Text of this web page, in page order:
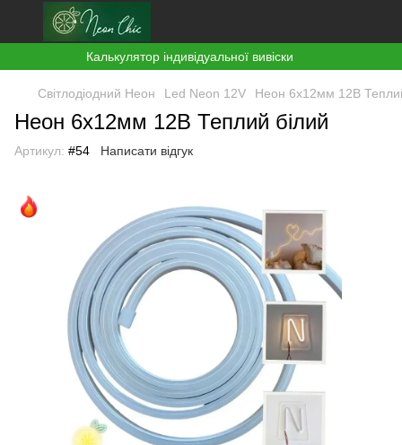
Калькулятор індивідуальної вивіски
Світлодіодний Неон Led Neon 12V Неон 6х12мм 12В
Неон 6х12мм 12В Теплий білий
Артикул: #54 Написати відгук